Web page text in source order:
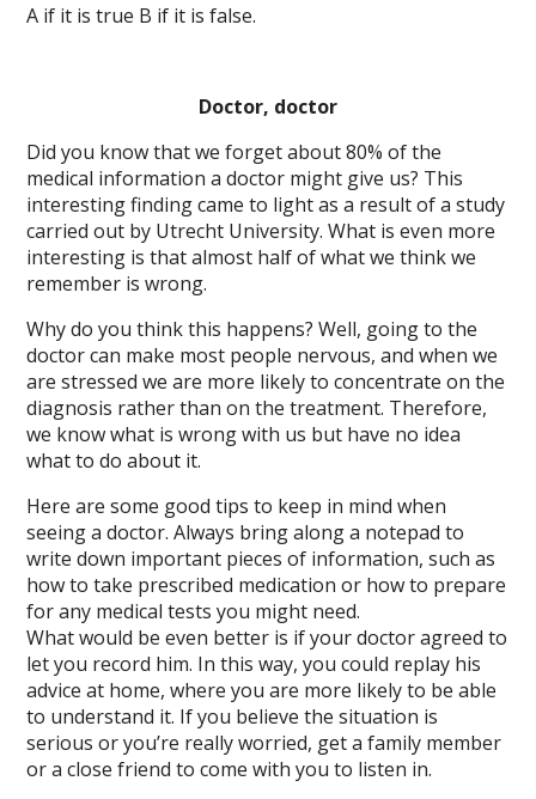
A if it is true B if it is false.
Doctor, doctor
Did you know that we forget about 80% of the
medical information a doctor might give us? This
interesting finding came to light as a result of a study
carried out by Utrecht University. What is even more
interesting is that almost half of what we think we
remember is wrong.
Why do you think this happens? Well, going to the
doctor can make most people nervous, and when we
are stressed we are more likely to concentrate on the
diagnosis rather than on the treatment. Therefore,
we know what is wrong with us but have no idea
what to do about it.
Here are some good tips to keep in mind when
seeing a doctor. Always bring along a notepad to
write down important pieces of information, such as
how to take prescribed medication or how to prepare
for any medical tests you might need.
What would be even better is if your doctor agreed to
let you record him. In this way, you could replay his
advice at home, where you are more likely to be able
to understand it. If you believe the situation is
serious or you’re really worried, get a family member
or a close friend to come with you to listen in.